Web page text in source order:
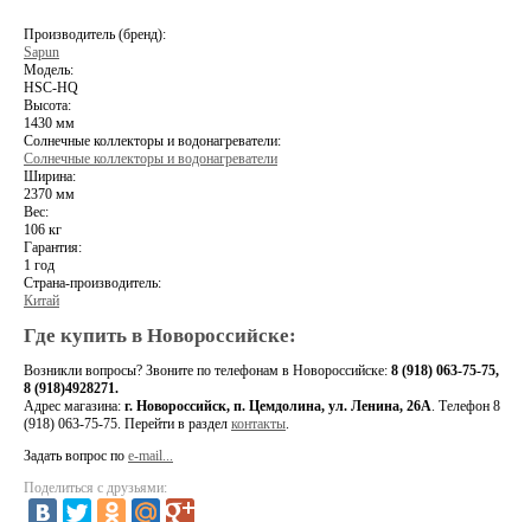
Производитель (бренд):
Sapun
Модель:
HSC-HQ
Высота:
1430 мм
Солнечные коллекторы и водонагреватели:
Солнечные коллекторы и водонагреватели
Ширина:
2370 мм
Вес:
106 кг
Гарантия:
1 год
Страна-производитель:
Китай
Где купить в Новороссийске:
Возникли вопросы? Звоните по телефонам в Новороссийске: 8 (918) 063-75-75,
8 (918)4928271.
Адрес магазина: г. Новороссийск, п. Цемдолина, ул. Ленина, 26А . Телефон 8
(918) 063-75-75 . Перейти в раздел контакты
Задать вопрос по e-mail...
Поделиться с друзьями: